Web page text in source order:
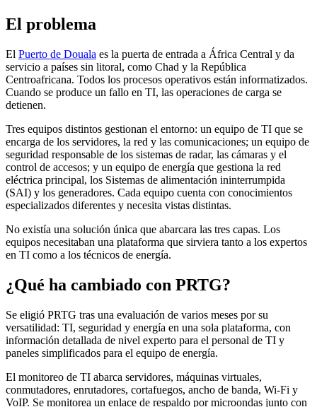
El problema
El Puerto de Douala es la puerta de entrada a África Central y da
servicio a países sin litoral, como Chad y la República
Centroafricana. Todos los procesos operativos están informatizados.
Cuando se produce un fallo en TI, las operaciones de carga se
detienen.
Tres equipos distintos gestionan el entorno: un equipo de TI que se
encarga de los servidores, la red y las comunicaciones; un equipo de
seguridad responsable de los sistemas de radar, las cámaras y el
control de accesos; y un equipo de energía que gestiona la red
eléctrica principal, los Sistemas de alimentación ininterrumpida
(SAI) y los generadores. Cada equipo cuenta con conocimientos
especializados diferentes y necesita vistas distintas.
No existía una solución única que abarcara las tres capas. Los
equipos necesitaban una plataforma que sirviera tanto a los expertos
en TI como a los técnicos de energía.
¿Qué ha cambiado con PRTG?
Se eligió PRTG tras una evaluación de varios meses por su
versatilidad: TI, seguridad y energía en una sola plataforma, con
información detallada de nivel experto para el personal de TI y
paneles simplificados para el equipo de energía.
El monitoreo de TI abarca servidores, máquinas virtuales,
conmutadores, enrutadores, cortafuegos, ancho de banda, Wi-Fi y
VoIP. Se monitorea un enlace de respaldo por microondas junto con